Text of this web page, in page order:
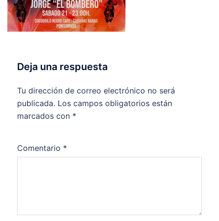
Deja una respuesta
Tu dirección de correo electrónico no será
publicada. Los campos obligatorios están
marcados con *
Comentario *